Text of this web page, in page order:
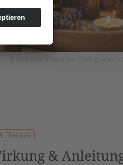
© WellnessInPerfektion WIP GmbH
Therapie
&